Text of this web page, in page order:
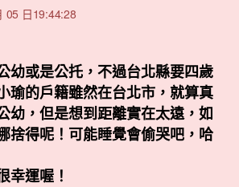
05 日19:44:28
幼或是公托，不過台北縣要四歲
瑜的戶籍雖然在台北市，就算真
幼，但是想到距離實在太遠，如
捨得呢！可能睡覺會偷哭吧，哈
幸運喔！